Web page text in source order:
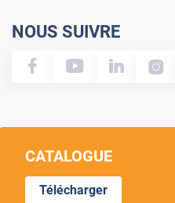
NOUS SUIVRE
CATALOGUE
Télécharger